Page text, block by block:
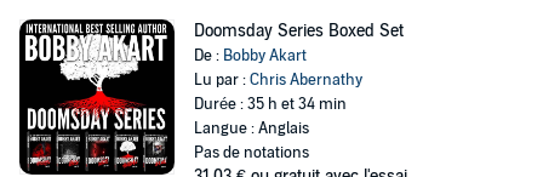
The entire five-book terrorism thriller series is now available in a
single boxed set.
Bobby Akart delivers up-all-night thrillers to listeners in 245
countries and territories worldwide. He has sold over one million
books in all formats, which includes over 40 international
bestsellers, in nearly 50 fiction and nonfiction genres.
Doomsday Series Boxed Set
De : Bobby Akart
Lu par :Chris Abernathy
Durée : 35 h et 34 min
Langue : Anglais
Pas de notations